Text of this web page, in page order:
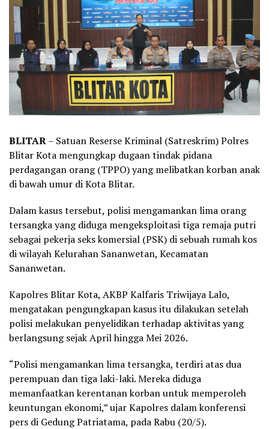
BLITAR– Satuan Reserse Kriminal (Satreskrim) Polres
Blitar Kota mengungkap dugaan tindak pidana
perdagangan orang (TPPO) yang melibatkan korban anak
di bawah umur di Kota Blitar.
Dalam kasus tersebut, polisi mengamankan lima orang
tersangka yang diduga mengeksploitasi tiga remaja putri
sebagai pekerja seks komersial (PSK) di sebuah rumah kos
di wilayah Kelurahan Sananwetan, Kecamatan
Sananwetan.
Kapolres Blitar Kota, AKBP Kalfaris Triwijaya Lalo,
mengatakan pengungkapan kasus itu dilakukan setelah
polisi melakukan penyelidikan terhadap aktivitas yang
berlangsung sejak April hingga Mei 2026.
“Polisi mengamankan lima tersangka, terdiri atas dua
perempuan dan tiga laki-laki. Mereka diduga
memanfaatkan kerentanan korban untuk memperoleh
keuntungan ekonomi,” ujar Kapolres dalam konferensi
pers di Gedung Patriatama, pada Rabu (20/5).